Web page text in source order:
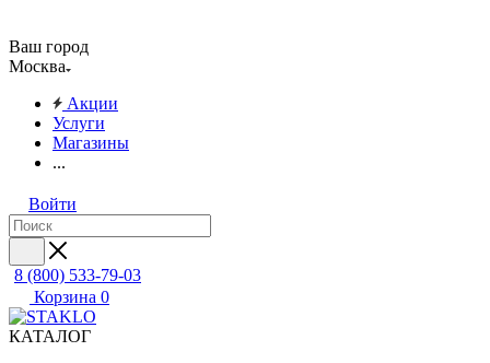
Ваш город
Москва
Акции
Услуги
Магазины
...
Войти
8 (800) 533-79-03
Корзина 0
КАТАЛОГ